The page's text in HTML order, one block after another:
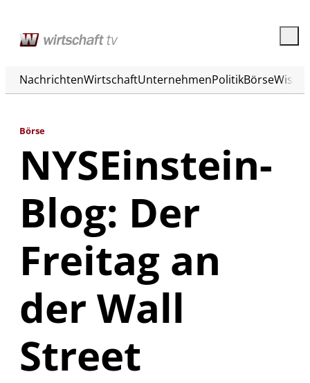
NachrichtenWirtschaftUnternehmenPolitikBörse
Börse
NYSEinstein-
Blog: Der
Freitag an
der Wall
Street